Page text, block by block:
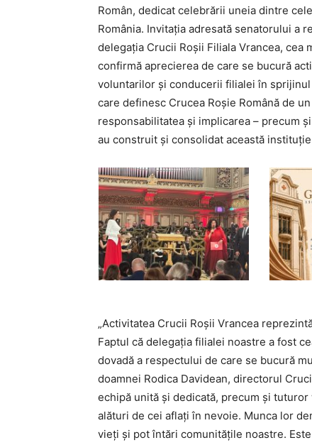
Român, dedicat celebrării uneia dintre
România. Invitația adresată senatorului a
delegația Crucii Roșii Filiala Vrancea, cea
confirmă aprecierea de care se bucură
voluntarilor și conducerii filialei în
care definesc Crucea Roșie Română de
responsabilitatea și implicarea – precum
au construit și consolidat această
„Activitatea Crucii Roșii Vrancea
Faptul că delegația filialei noastre a fost
dovadă a respectului de care se bucură
doamnei Rodica Davidean, directorul
echipă unită și dedicată, precum și
alături de cei aflați în nevoie. Munca lor
vieți și pot întări comunitățile noastre.